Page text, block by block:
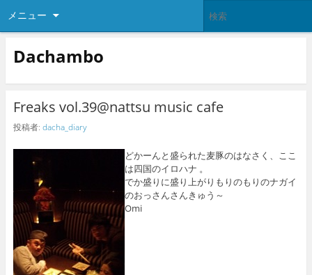
メニュー
Dachambo
Freaks vol.39@nattsu music cafe
投稿者: dacha_diary
どかーんと盛られた麦豚のはなさく、ここ
は四国のイロハナ 。
でか盛りに盛り上がりもりのもりのナガイ
のおっさんさんきゅう～
Omi